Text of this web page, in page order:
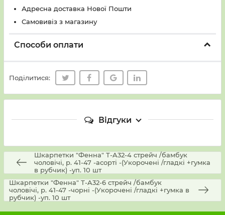
Адресна доставка Нової Пошти
Самовивіз з магазину
Способи оплати
Поділитися:
Відгуки
Шкарпетки "Фенна" Т-A32-4 стрейч /бамбук
чоловічі, р. 41-47 -асорті -(Укорочені /гладкі +гумка
в рубчик) -уп. 10 шт
Шкарпетки "Фенна" Т-A32-6 стрейч /бамбук
чоловічі, р. 41-47 -чорні -(Укорочені /гладкі +гумка в
рубчик) -уп. 10 шт